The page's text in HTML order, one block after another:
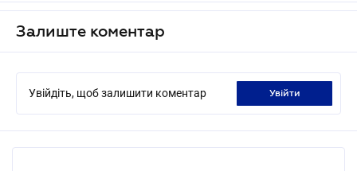
Залиште коментар
Увійдіть, щоб залишити коментар увійти